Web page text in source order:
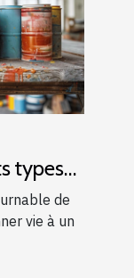
types
de
vie à un